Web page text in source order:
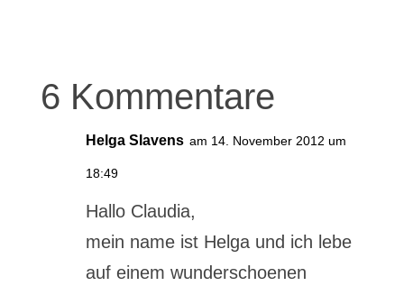
6 Kommentare
Helga Slavens am 14. November 2012 um
18:49
Hallo Claudia,
mein name ist Helga und ich lebe
auf einem wunderschoenen